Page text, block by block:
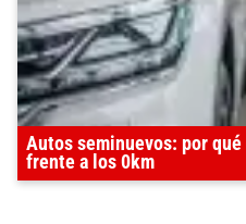
Autos seminuevos: por
frente a los 0km